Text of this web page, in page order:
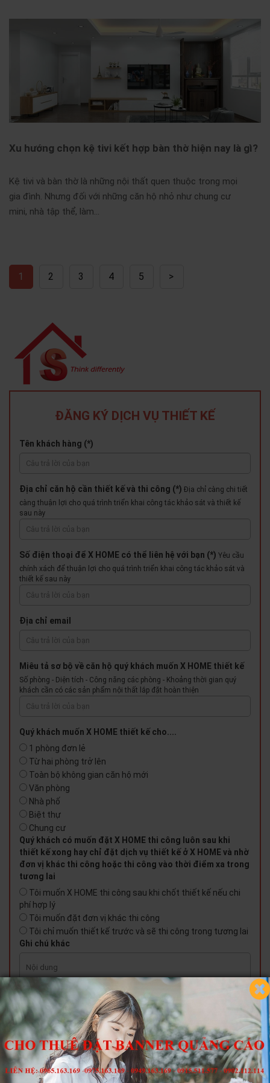
Xu hướng chọn kệ tivi kết hợp bàn thờ hiện nay là gì?
Kệ tivi và bàn thờ là những nội thất quen thuộc trong mọi
gia đình. Nhưng đối với những căn hộ nhỏ như chung cư
mini, nhà tập thể, làm…
1 2 3 4 5 >
ĐĂNG KÝ DỊCH VỤ THIẾT KẾ
Tên khách hàng (*)
Địa chỉ căn hộ cần thiết kế và thi công (*) Địa chỉ càng chi tiết
càng thuận lợi cho quá trình triển khai công tác khảo sát và thiết kế
sau này
Số điện thoại để X HOME có thể liên hệ với bạn (*) Yêu cầu
chính xách để thuận lợi cho quá trình triển khai công tác khảo sát và
thiết kế sau này
Địa chỉ email
Miêu tả sơ bộ về căn hộ quý khách muốn X HOME thiết kế
Số phòng - Diện tích - Công năng các phòng - Khoảng thời gian quý
khách cần có các sản phẩm nội thất lắp đặt hoàn thiện
Quý khách muốn X HOME thiết kế cho....
1 phòng đơn lẻ
Từ hai phòng trở lên
Toàn bộ không gian căn hộ mới
Văn phòng
Nhà phố
Biệt thự
Chung cư
Quý khách có muốn đặt X HOME thi công luôn sau khi
thiết kế xong hay chỉ đặt dịch vụ thiết kế ở X HOME và nhờ
đơn vị khác thi công hoặc thi công vào thời điểm xa trong
tương lai
Tôi muốn X HOME thi công sau khi chốt thiết kế nếu chi
phí hợp lý
Tôi muốn đặt đơn vị khác thi công
Tôi chỉ muốn thiết kế trước và sẽ thi công trong tương lai
Ghi chú khác
GỬI YÊU CẦU